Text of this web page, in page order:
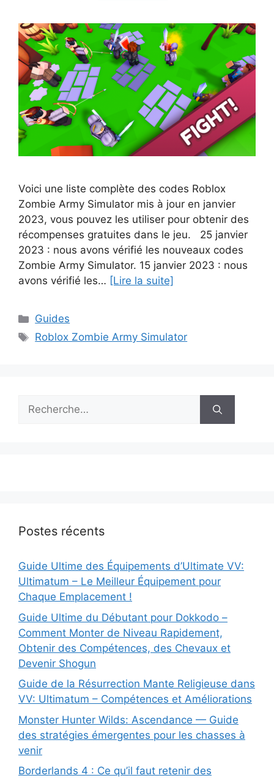
Voici une liste complète des codes Roblox
Zombie Army Simulator mis à jour en janvier
2023, vous pouvez les utiliser pour obtenir des
récompenses gratuites dans le jeu. 25 janvier
2023 : nous avons vérifié les nouveaux codes
Zombie Army Simulator. 15 janvier 2023 : nous
avons vérifié les… [Lire la suite]
Catégories
Guides
Étiquettes
Roblox Zombie Army Simulator
Rechercher :
Postes récents
Guide Ultime des Équipements d’Ultimate VV:
Ultimatum – Le Meilleur Équipement pour
Chaque Emplacement !
Guide Ultime du Débutant pour Dokkodo –
Comment Monter de Niveau Rapidement,
Obtenir des Compétences, des Chevaux et
Devenir Shogun
Guide de la Résurrection Mante Religieuse dans
VV: Ultimatum – Compétences et Améliorations
Monster Hunter Wilds: Ascendance — Guide
des stratégies émergentes pour les chasses à
venir
Borderlands 4 : Ce qu’il faut retenir des